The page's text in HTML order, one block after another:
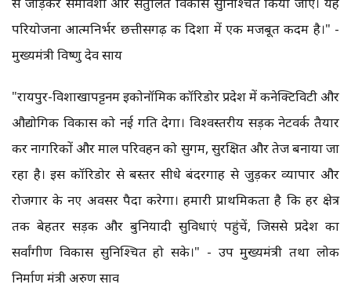
परियोजना आत्मनिर्भर छत्तीसगढ़ की दिशा में एक मजबूत कदम है।" -
मुख्यमंत्री विष्णु देव साय
"रायपुर-विशाखापट्टनम इकोनॉमिक कॉरिडोर प्रदेश में कनेक्टिविटी और
औद्योगिक विकास को नई गति देगा। विश्वस्तरीय सड़क नेटवर्क तैयार
कर नागरिकों और माल परिवहन को सुगम, सुरक्षित और तेज बनाया जा
रहा है। इस कॉरिडोर से बस्तर सीधे बंदरगाह से जुड़कर व्यापार और
रोजगार के नए अवसर पैदा करेगा। हमारी प्राथमिकता है कि हर क्षेत्र
तक बेहतर सड़क और बुनियादी सुविधाएं पहुंचें, जिससे प्रदेश का
सर्वांगीण विकास सुनिश्चित हो सके।" - उप मुख्यमंत्री तथा लोक
निर्माण मंत्री अरुण साव